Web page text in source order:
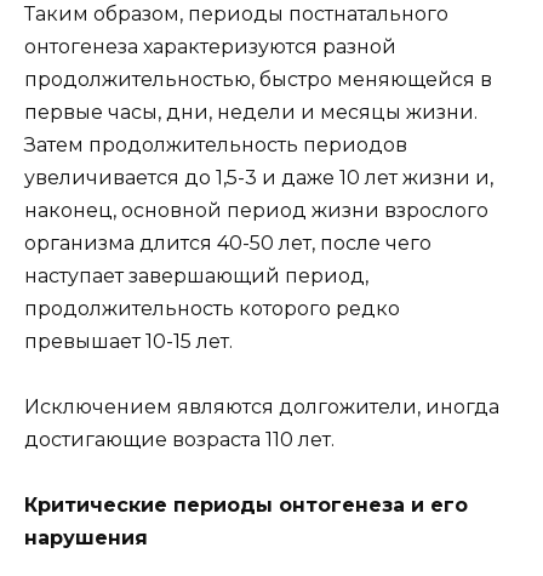
Таким образом, периоды постнатального
онтогенеза характеризуются разной
продолжительностью, быстро меняющейся в
первые часы, дни, недели и месяцы жизни.
Затем продолжительность периодов
увеличивается до 1,5-3 и даже 10 лет жизни и,
наконец, основной период жизни взрослого
организма длится 40-50 лет, после чего
наступает завершающий период,
продолжительность которого редко
превышает 10-15 лет.
Исключением являются долгожители, иногда
достигающие возраста 110 лет.
Критические периоды онтогенеза и его
нарушения